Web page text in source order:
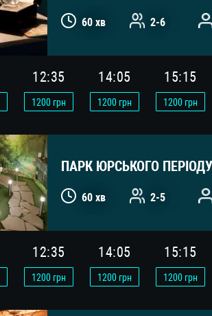
60 хв 2-6
12:35
1200 грн
14:05
1200 грн
15:15
1200 грн
ПАРК ЮРСЬКОГО ПЕРІОДУ
60 хв 2-5
12:35
1200 грн
14:05
1200 грн
15:15
1200 грн